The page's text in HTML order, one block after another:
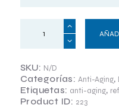
SKU: N/D
Categorías: Anti-Aging,
Etiquetas: anti-aging,
Product ID: 223